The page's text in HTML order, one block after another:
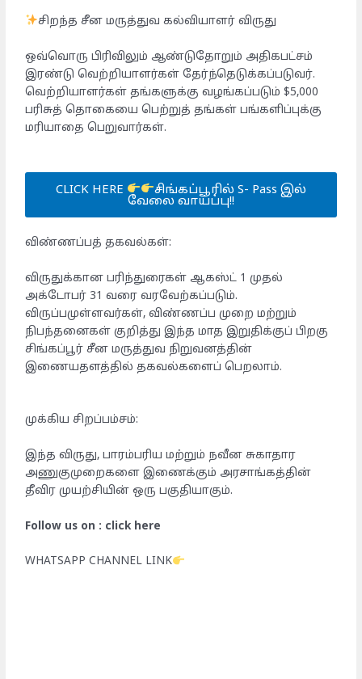
சிறந்த சீன மருத்துவ கல்வியாளர் விருது
ஒவ்வொரு பிரிவிலும் ஆண்டுதோறும் அதிகபட்சம்
இரண்டு வெற்றியாளர்கள் தேர்ந்தெடுக்கப்படுவர்.
வெற்றியாளர்கள் தங்களுக்கு வழங்கப்படும் $5,000
பரிசுத் தொகையை பெற்றுத் தங்கள் பங்களிப்புக்கு
மரியாதை பெறுவார்கள்.
CLICK HERE சிங்கப்பூரில் S- Pass இல்
வேலை வாய்ப்பு!!
விண்ணப்பத் தகவல்கள்:
விருதுக்கான பரிந்துரைகள் ஆகஸ்ட் 1 முதல்
அக்டோபர் 31 வரை வரவேற்கப்படும்.
விருப்பமுள்ளவர்கள், விண்ணப்ப முறை மற்றும்
நிபந்தனைகள் குறித்து இந்த மாத இறுதிக்குப் பிறகு
சிங்கப்பூர் சீன மருத்துவ நிறுவனத்தின்
இணையதளத்தில் தகவல்களைப் பெறலாம்.
முக்கிய சிறப்பம்சம்:
இந்த விருது, பாரம்பரிய மற்றும் நவீன சுகாதார
அணுகுமுறைகளை இணைக்கும் அரசாங்கத்தின்
தீவிர முயற்சியின் ஒரு பகுதியாகும்.
Follow us on : click here
WHATSAPP CHANNEL LINK